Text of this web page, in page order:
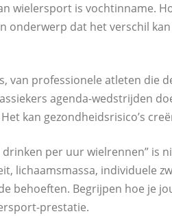
wielersport is vochtinname.
onderwerp dat het verschil
van professionele atleten die
agenda-wedstrijden
kan gezondheidsrisico’s
per uur wielrennen” is
lichaamsmassa, individuele
behoeften. Begrijpen hoe je
prestatie.